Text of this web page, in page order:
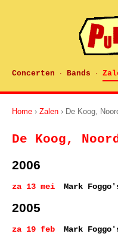
Concerten · Bands ·
Home › Zalen › De Koog,
De Koog,
2006
za 13 mei Mark
2005
za 19 feb Mark